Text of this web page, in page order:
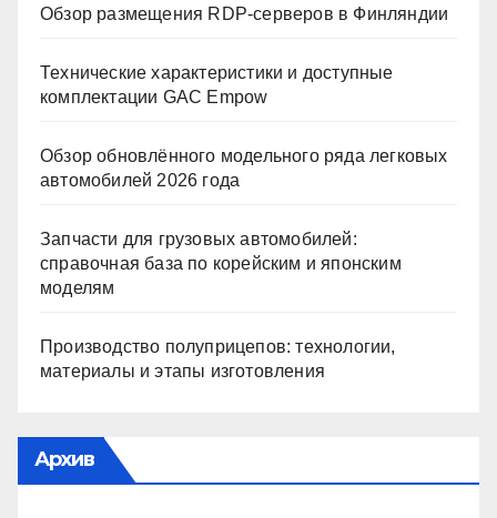
Обзор размещения RDP-серверов в Финляндии
Технические характеристики и доступные
комплектации GAC Empow
Обзор обновлённого модельного ряда легковых
автомобилей 2026 года
Запчасти для грузовых автомобилей:
справочная база по корейским и японским
моделям
Производство полуприцепов: технологии,
материалы и этапы изготовления
Архив